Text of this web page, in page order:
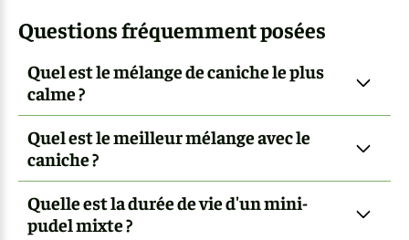
Questions fréquemment posées
Quel est le mélange de caniche le plus
calme ?
Quel est le meilleur mélange avec le
caniche ?
Quelle est la durée de vie d'un mini-
pudel mixte ?